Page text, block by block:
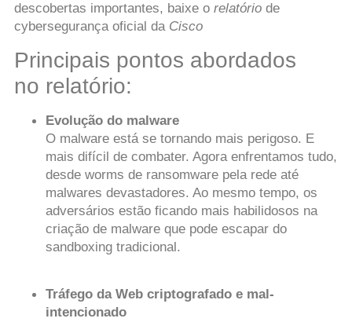
descobertas importantes, baixe o relatóriode
cybersegurança oficial da Cisco
Principais pontos abordados
no relatório:
Evolução do malware
O malware está se tornando mais perigoso. E
mais difícil de combater. Agora enfrentamos tudo,
desde worms de ransomware pela rede até
malwares devastadores. Ao mesmo tempo, os
adversários estão ficando mais habilidosos na
criação de malware que pode escapar do
sandboxing tradicional.
Tráfego da Web criptografado e mal-
intencionado